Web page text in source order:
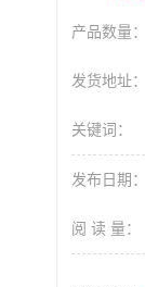
产品数量：
发货地址：
关键词：
发布日期：
阅 读 量：